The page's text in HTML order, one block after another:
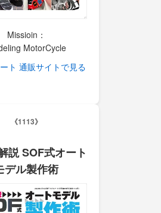
Missioin：
MotorCycle
ト 通販サイトで見る
《1113》
説 SOF式オート
デル製作術